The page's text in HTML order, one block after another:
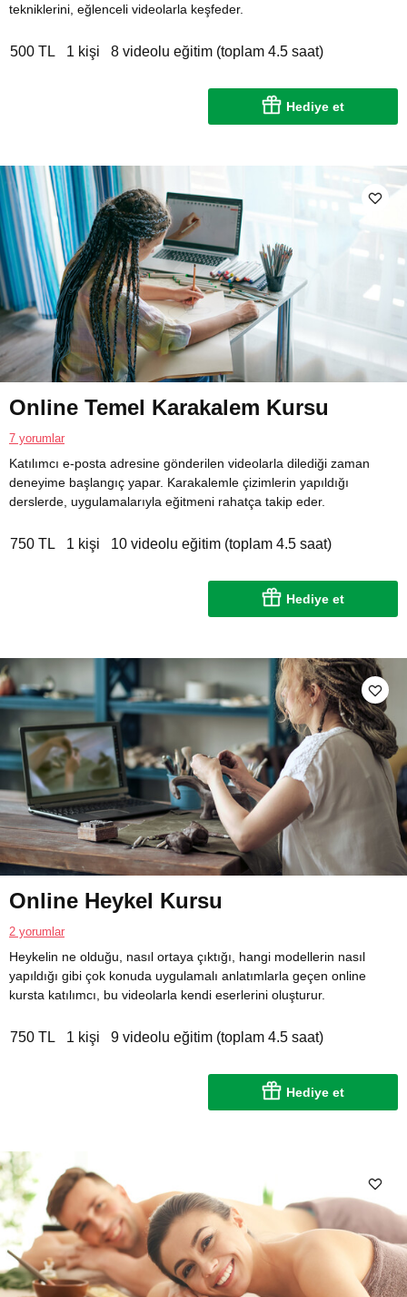
tekniklerini, eğlenceli videolarla keşfeder.
500 TL 1 kişi 8 videolu eğitim (toplam 4.5 saat)
Hediye et
Online Temel Karakalem Kursu
7 yorumlar
Katılımcı e-posta adresine gönderilen videolarla dilediği zaman
deneyime başlangıç yapar. Karakalemle çizimlerin yapıldığı
derslerde, uygulamalarıyla eğitmeni rahatça takip eder.
750 TL 1 kişi 10 videolu eğitim (toplam 4.5 saat)
Hediye et
Online Heykel Kursu
2 yorumlar
Heykelin ne olduğu, nasıl ortaya çıktığı, hangi modellerin nasıl
yapıldığı gibi çok konuda uygulamalı anlatımlarla geçen online
kursta katılımcı, bu videolarla kendi eserlerini oluşturur.
750 TL 1 kişi 9 videolu eğitim (toplam 4.5 saat)
Hediye et